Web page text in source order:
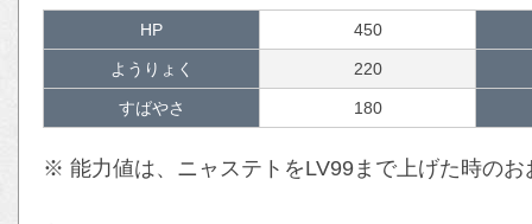
HP 450
ようりょく 220
すばやさ 180
※ 能力値は、ニャステトをLV99まで上げた時の